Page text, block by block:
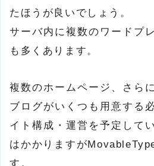
たほうが良いでしょう。
サーバ内に複数のワードプ
も多くあります。
複数のホームページ、さら
ブログがいくつも用意する
イト構成・運営を予定して
はかかりますが
す。